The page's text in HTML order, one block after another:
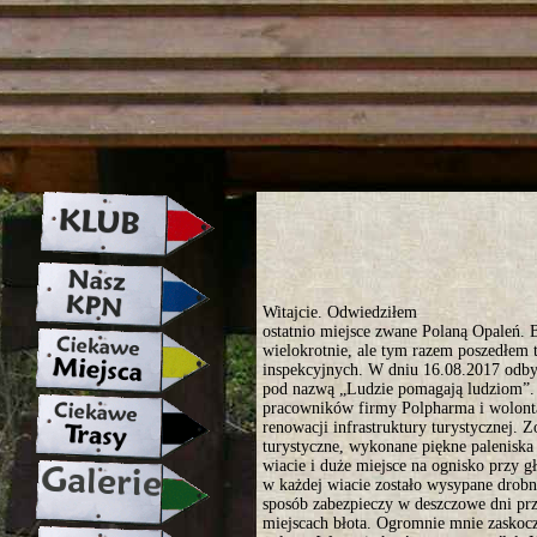
strona w naprawie zapraszamy
Witajcie. Odwiedziłem
ostatnio miejsce zwane Polaną Opaleń.
wielokrotnie, ale tym razem
inspekcyjnych. W dniu 16.08.2017
pod nazwą „Ludzie pomagają
pracowników firmy Polpharma i
renowacji infrastruktury turystycznej.
turystyczne, wykonane piękne
wiacie i duże miejsce na ognisko przy
w każdej wiacie zostało wysypane
sposób zabezpieczy w deszczowe dni
miejscach błota. Ogromnie mnie